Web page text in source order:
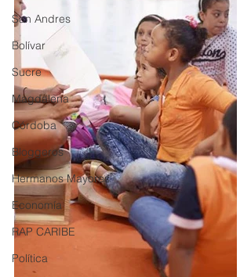
San Andres
Bolívar
Sucre
Magdalena
Córdoba
Bloggeros
Hermanos Mayores
Economía
RAP CARIBE
Política